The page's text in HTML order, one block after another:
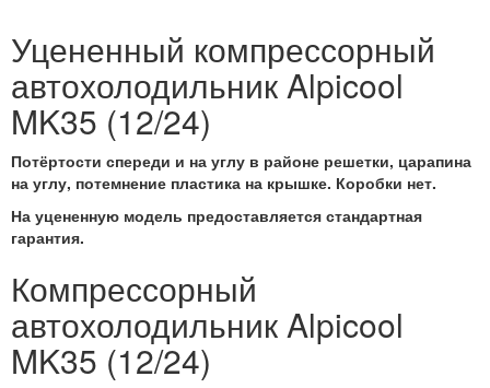
Уцененный компрессорный
автохолодильник Alpicool
MK35 (12/24)
Потёртости спереди и на углу в районе решетки, царапина
на углу, потемнение пластика на крышке. Коробки нет.
На уцененную модель предоставляется стандартная
гарантия.
Компрессорный
автохолодильник Alpicool
MK35 (12/24)